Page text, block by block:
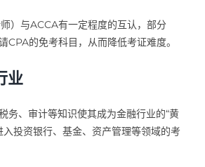
）与ACCA有一定程度的互认，部分
CPA的免考科目，从而降低考证难度。
业
务、审计等知识使其成为金融行业的“黄
入投资银行、基金、资产管理等领域的考